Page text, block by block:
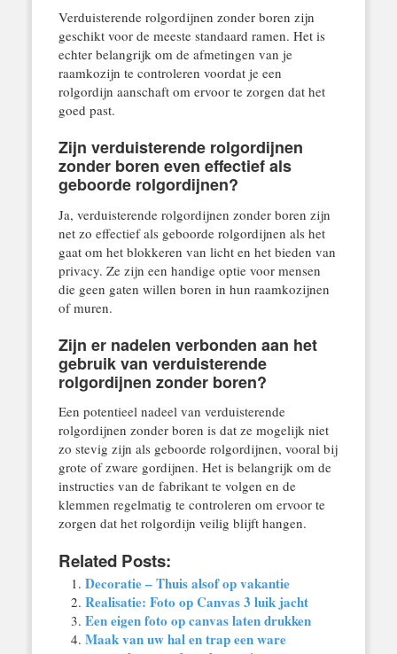
Verduisterende rolgordijnen zonder boren zijn
geschikt voor de meeste standaard ramen. Het is
echter belangrijk om de afmetingen van je
raamkozijn te controleren voordat je een
rolgordijn aanschaft om ervoor te zorgen dat het
goed past.
Zijn verduisterende rolgordijnen
zonder boren even effectief als
geboorde rolgordijnen?
Ja, verduisterende rolgordijnen zonder boren zijn
net zo effectief als geboorde rolgordijnen als het
gaat om het blokkeren van licht en het bieden van
privacy. Ze zijn een handige optie voor mensen
die geen gaten willen boren in hun raamkozijnen
of muren.
Zijn er nadelen verbonden aan het
gebruik van verduisterende
rolgordijnen zonder boren?
Een potentieel nadeel van verduisterende
rolgordijnen zonder boren is dat ze mogelijk niet
zo stevig zijn als geboorde rolgordijnen, vooral bij
grote of zware gordijnen. Het is belangrijk om de
instructies van de fabrikant te volgen en de
klemmen regelmatig te controleren om ervoor te
zorgen dat het rolgordijn veilig blijft hangen.
Related Posts:
Decoratie – Thuis alsof op vakantie
Realisatie: Foto op Canvas 3 luik jacht
Een eigen foto op canvas laten drukken
Maak van uw hal en trap een ware